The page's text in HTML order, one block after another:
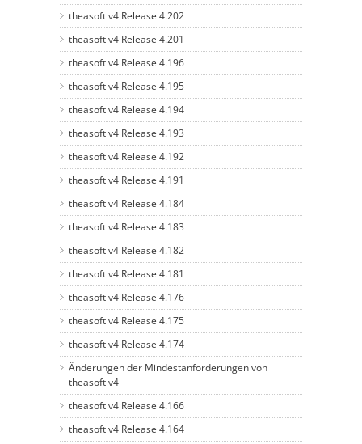
theasoft v4 Release 4.202
theasoft v4 Release 4.201
theasoft v4 Release 4.196
theasoft v4 Release 4.195
theasoft v4 Release 4.194
theasoft v4 Release 4.193
theasoft v4 Release 4.192
theasoft v4 Release 4.191
theasoft v4 Release 4.184
theasoft v4 Release 4.183
theasoft v4 Release 4.182
theasoft v4 Release 4.181
theasoft v4 Release 4.176
theasoft v4 Release 4.175
theasoft v4 Release 4.174
Änderungen der Mindestanforderungen von
theasoft v4
theasoft v4 Release 4.166
theasoft v4 Release 4.164